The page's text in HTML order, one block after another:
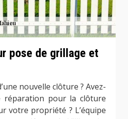
pose de grillage et
nouvelle clôture ? Avez-
réparation pour la clôture
votre propriété ? L’équipe